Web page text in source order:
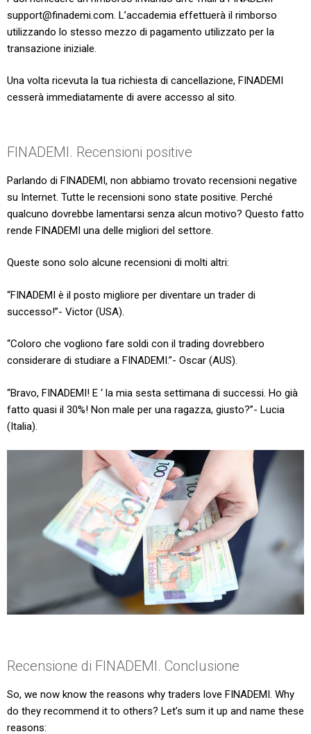
support@finademi.com. L’accademia effettuerà il rimborso
utilizzando lo stesso mezzo di pagamento utilizzato per la
transazione iniziale.
Una volta ricevuta la tua richiesta di cancellazione, FINADEMI
cesserà immediatamente di avere accesso al sito.
FINADEMI. Recensioni positive
Parlando di FINADEMI, non abbiamo trovato recensioni negative
su Internet. Tutte le recensioni sono state positive. Perché
qualcuno dovrebbe lamentarsi senza alcun motivo? Questo fatto
rende FINADEMI una delle migliori del settore.
Queste sono solo alcune recensioni di molti altri:
“FINADEMI è il posto migliore per diventare un trader di
successo!”- Victor (USA).
“Coloro che vogliono fare soldi con il trading dovrebbero
considerare di studiare a FINADEMI.”- Oscar (AUS).
“Bravo, FINADEMI! E ‘ la mia sesta settimana di successi. Ho già
fatto quasi il 30%! Non male per una ragazza, giusto?”- Lucia
(Italia).
Recensione di FINADEMI. Conclusione
So, we now know the reasons why traders love FINADEMI. Why
do they recommend it to others? Let’s sum it up and name these
reasons: